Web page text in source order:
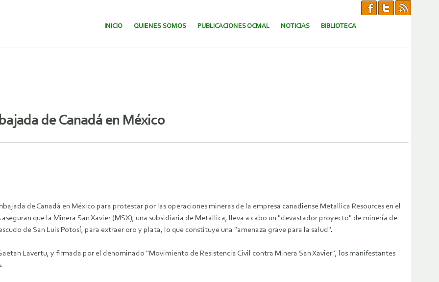
SALTAR AL CONTENIDO.
INICIO QUIENES SOMOS PUBLICACIONES OCMAL NOTICIAS BIBLIOTECA
de Canadá en México
de Canadá en México para protestar por las operaciones mineras de la empresa canadiense Metallica Resources en el
aseguran que la Minera San Xavier (MSX), una subsidiaria de Metallica, lleva a cabo un "devastador proyecto" de minería de
de San Luis Potosí, para extraer oro y plata, lo que constituye una "amenaza grave para la salud".
Lavertu, y firmada por el denominado "Movimiento de Resistencia Civil contra Minera San Xavier", los manifestantes